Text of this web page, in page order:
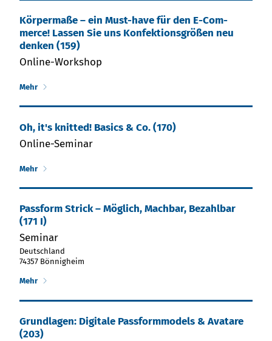
Kör­per­ma­ße – ein Must-have für den E-Com­
merce! Las­sen Sie uns Kon­fek­tions­grö­ßen neu
den­ken (159)
Online-Workshop
Mehr
Oh, it's knitted! Basics & Co. (170)
Online-Seminar
Mehr
Passform Strick – Möglich, Machbar, Bezahlbar
(171 I)
Seminar
Deutschland
74357 Bönnigheim
Mehr
Grund­la­gen: Di­gi­ta­le Passform­mo­dels & Ava­tare
(203)